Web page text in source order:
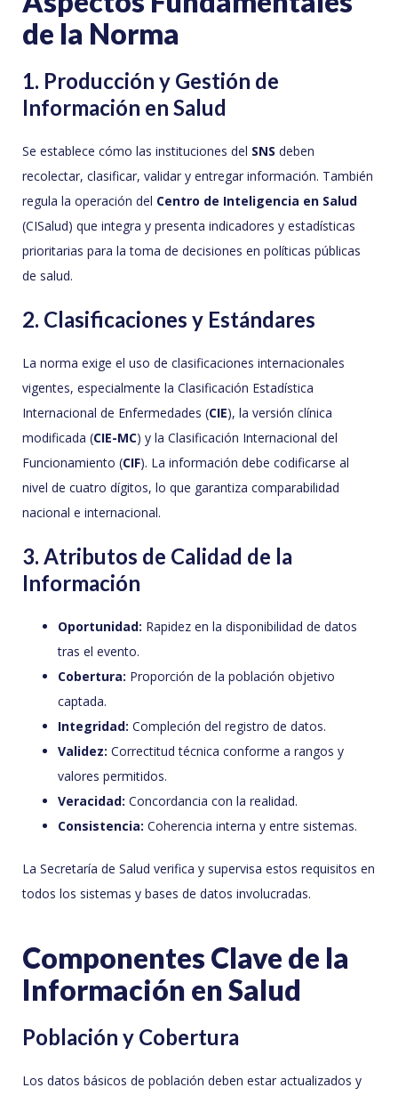
de la Norma
1. Producción y Gestión de
Información en Salud
Se establece cómo las instituciones del SNS deben
recolectar, clasificar, validar y entregar información. También
regula la operación del Centro de Inteligencia en Salud
(CISalud) que integra y presenta indicadores y estadísticas
prioritarias para la toma de decisiones en políticas públicas
de salud.
2. Clasificaciones y Estándares
La norma exige el uso de clasificaciones internacionales
vigentes, especialmente la Clasificación Estadística
Internacional de Enfermedades (CIE), la versión clínica
modificada (CIE-MC) y la Clasificación Internacional del
Funcionamiento (CIF). La información debe codificarse al
nivel de cuatro dígitos, lo que garantiza comparabilidad
nacional e internacional.
3. Atributos de Calidad de la
Información
Oportunidad: Rapidez en la disponibilidad de datos
tras el evento.
Cobertura: Proporción de la población objetivo
captada.
Integridad: Compleción del registro de datos.
Validez: Correctitud técnica conforme a rangos y
valores permitidos.
Veracidad: Concordancia con la realidad.
Consistencia: Coherencia interna y entre sistemas.
La Secretaría de Salud verifica y supervisa estos requisitos en
todos los sistemas y bases de datos involucradas.
Componentes Clave de la
Información en Salud
Población y Cobertura
Los datos básicos de población deben estar actualizados y